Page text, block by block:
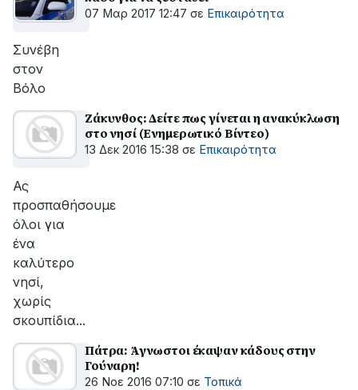
07 Μαρ 2017 12:47 σε Επικαιρότητα
Συνέβη
στον
Βόλο
Ζάκυνθος: Δείτε πως γίνεται η ανακύκλωση
στο νησί (Ενημερωτικό Βίντεο)
13 Δεκ 2016 15:38 σε Επικαιρότητα
Ας
προσπαθήσουμε
όλοι για
ένα
καλύτερο
νησί,
χωρίς
σκουπίδια...
Πάτρα: Άγνωστοι έκαψαν κάδους στην
Γούναρη!
26 Νοε 2016 07:10 σε Τοπικά